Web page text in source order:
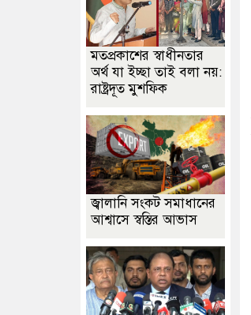
মতপ্রকাশের স্বাধীনতার
অর্থ যা ইচ্ছা তাই বলা নয়:
রাষ্ট্রদূত মুশফিক
জ্বালানি সংকট সমাধানের
আশ্বাসে স্বস্তির আভাস